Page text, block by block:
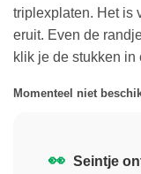
triplexplaten. Het is
eruit. Even de
klik je de stukken in
Momenteel niet
👀 Seintje